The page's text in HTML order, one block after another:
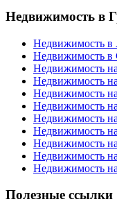
Недвижимость в
Недвижимость в
Недвижимость в
Недвижимость
Недвижимость
Недвижимость
Недвижимость
Недвижимость
Недвижимость
Недвижимость
Недвижимость
Недвижимость
Полезные ссылки